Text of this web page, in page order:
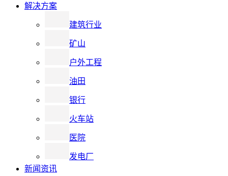
解决方案
建筑行业
矿山
户外工程
油田
银行
火车站
医院
发电厂
新闻资讯